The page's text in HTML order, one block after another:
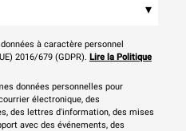
▾
à caractère personnel
2016/679 (GDPR). Lire la Politique
données personnelles pour
électronique, des
des lettres d'information, des mises
avec des événements, des